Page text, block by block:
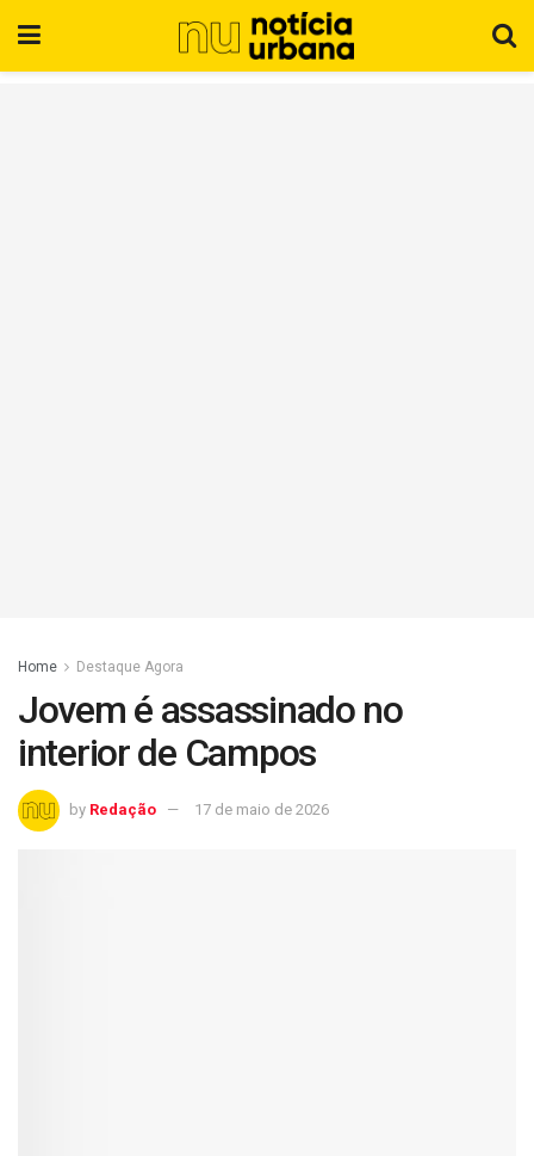
Home Destaque Agora
Jovem é assassinado no
interior de Campos
by Redação 17 de maio de 2026